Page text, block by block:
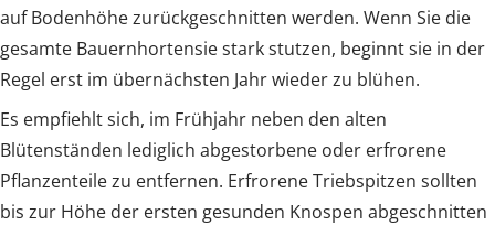
auf Bodenhöhe zurückgeschnitten werden. Wenn Sie die
gesamte Bauernhortensie stark stutzen, beginnt sie in der
Regel erst im übernächsten Jahr wieder zu blühen.
Es empfiehlt sich, im Frühjahr neben den alten
Blütenständen lediglich abgestorbene oder erfrorene
Pflanzenteile zu entfernen. Erfrorene Triebspitzen sollten
bis zur Höhe der ersten gesunden Knospen abgeschnitten